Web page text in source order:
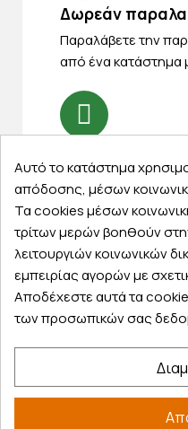
Δωρεάν
Παραλάβετε την
από ένα κατάστημα
Κάντε σήμερα την
παραλάβετε αύριο
Εξυπηρέτηση
Λογαριασμός
Τρόποι παραγγελίας
Αυτό το κατάστημα
απόδοσης, μέσων
Τα cookies μέσων
τρίτων μερών βοηθούν
λειτουργιών κοινωνικών
εμπειρίας αγορών με
Αποδέχεστε αυτά τα
των προσωπικών σας